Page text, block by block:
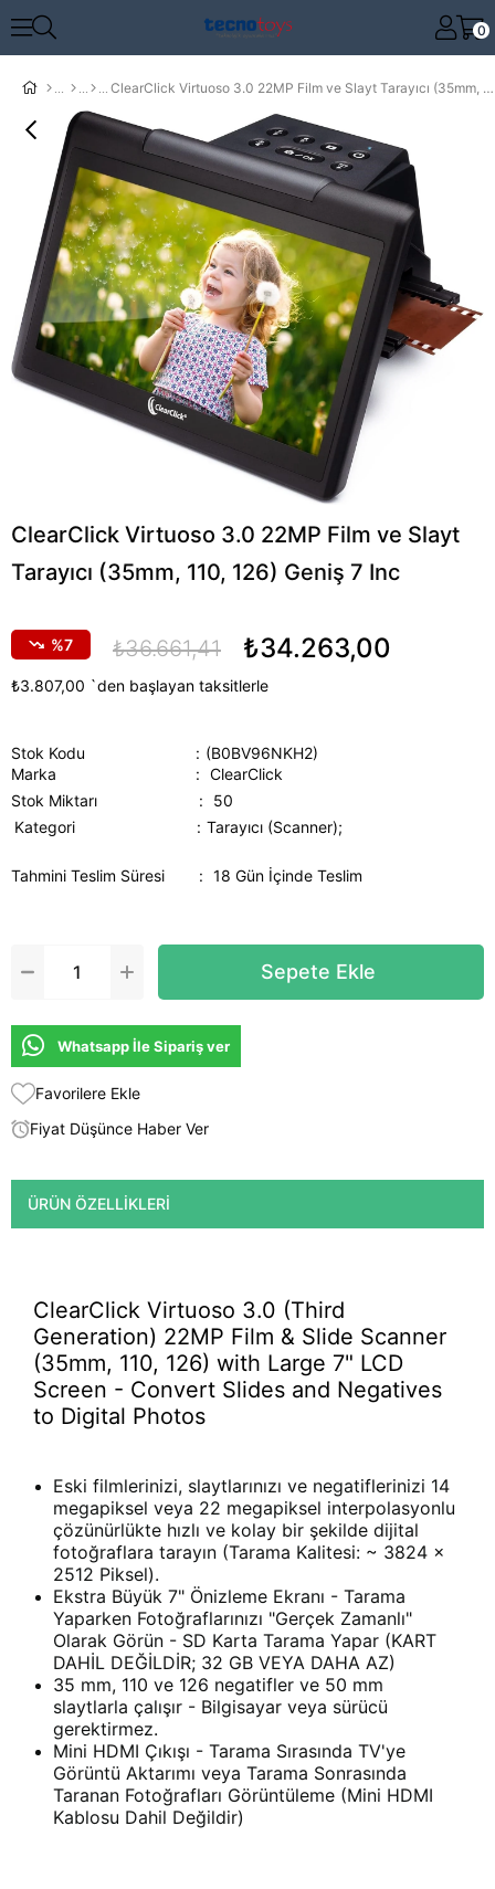
0
ClearClick Virtuoso 3.0 22MP Film ve Slayt Tarayıcı (35mm, 110, 126) Geniş 7 Inc
ClearClick Virtuoso 3.0 22MP Film ve Slayt
Tarayıcı (35mm, 110, 126) Geniş 7 Inc
7 ₺36.661,41 ₺34.263,00
₺3.807,00 `den başlayan taksitlerle
Stok Kodu
(B0BV96NKH2)
Marka
: ClearClick
Stok Miktarı
:
50
Kategori
Tarayıcı (Scanner);
Tahmini Teslim Süresi : 18 Gün İçinde Teslim
Whatsapp İle Sipariş ver
Favorilere Ekle
Fiyat Düşünce Haber Ver
ÜRÜN ÖZELLIKLERI
ClearClick Virtuoso 3.0 (Third
Generation) 22MP Film & Slide Scanner
(35mm, 110, 126) with Large 7" LCD
Screen - Convert Slides and Negatives
to Digital Photos
Eski filmlerinizi, slaytlarınızı ve negatiflerinizi 14
megapiksel veya 22 megapiksel interpolasyonlu
çözünürlükte hızlı ve kolay bir şekilde dijital
fotoğraflara tarayın (Tarama Kalitesi: ~ 3824 x
2512 Piksel).
Ekstra Büyük 7" Önizleme Ekranı - Tarama
Yaparken Fotoğraflarınızı "Gerçek Zamanlı"
Olarak Görün - SD Karta Tarama Yapar (KART
DAHİL DEĞİLDİR; 32 GB VEYA DAHA AZ)
35 mm, 110 ve 126 negatifler ve 50 mm
slaytlarla çalışır - Bilgisayar veya sürücü
gerektirmez.
Mini HDMI Çıkışı - Tarama Sırasında TV'ye
Görüntü Aktarımı veya Tarama Sonrasında
Taranan Fotoğrafları Görüntüleme (Mini HDMI
Kablosu Dahil Değildir)